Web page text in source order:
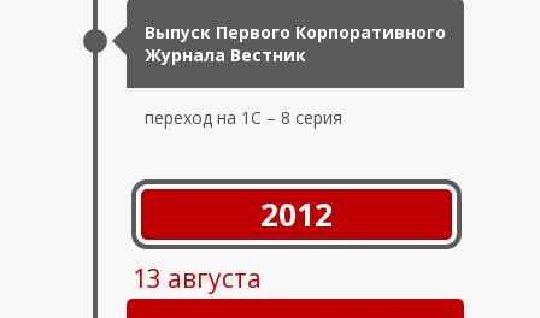
Выпуск Первого Корпоративного
Журнала Вестник
переход на 1С – 8 серия
2012
13 августа